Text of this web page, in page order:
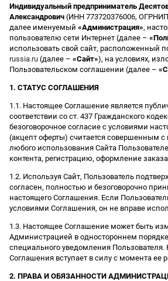
Индивидуальный предприниматель
Александрович (ИНН 773720376006, ОГРНИП
далее именуемый «Администрация»,
пользователю сети Интернет (далее –
использовать свой сайт, расположенный
russia.ru (далее – «Сайт»), на условиях,
Пользовательском соглашении (далее –
1. СТАТУС СОГЛАШЕНИЯ
1.1. Настоящее Соглашение является
соответствии со ст. 437 Гражданского
безоговорочное согласие с условиями
(акцепт оферты) считается совершенным
любого использования Сайта
контента, регистрацию, оформление
1.2. Используя Сайт, Пользователь
согласен, полностью и безоговорочно
настоящего Соглашения. Если
условиями Соглашения, он не вправе
1.3. Настоящее Соглашение может быть
Администрацией в одностороннем
специального уведомления Пользователя.
Соглашения вступает в силу с момента ее
2. ПРАВА И ОБЯЗАННОСТИ